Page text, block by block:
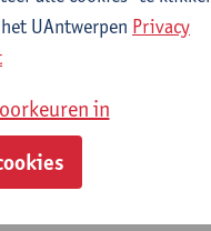
creatie
De Meulder Nina Reviers
lijst
UAntwerpen Privacy
in